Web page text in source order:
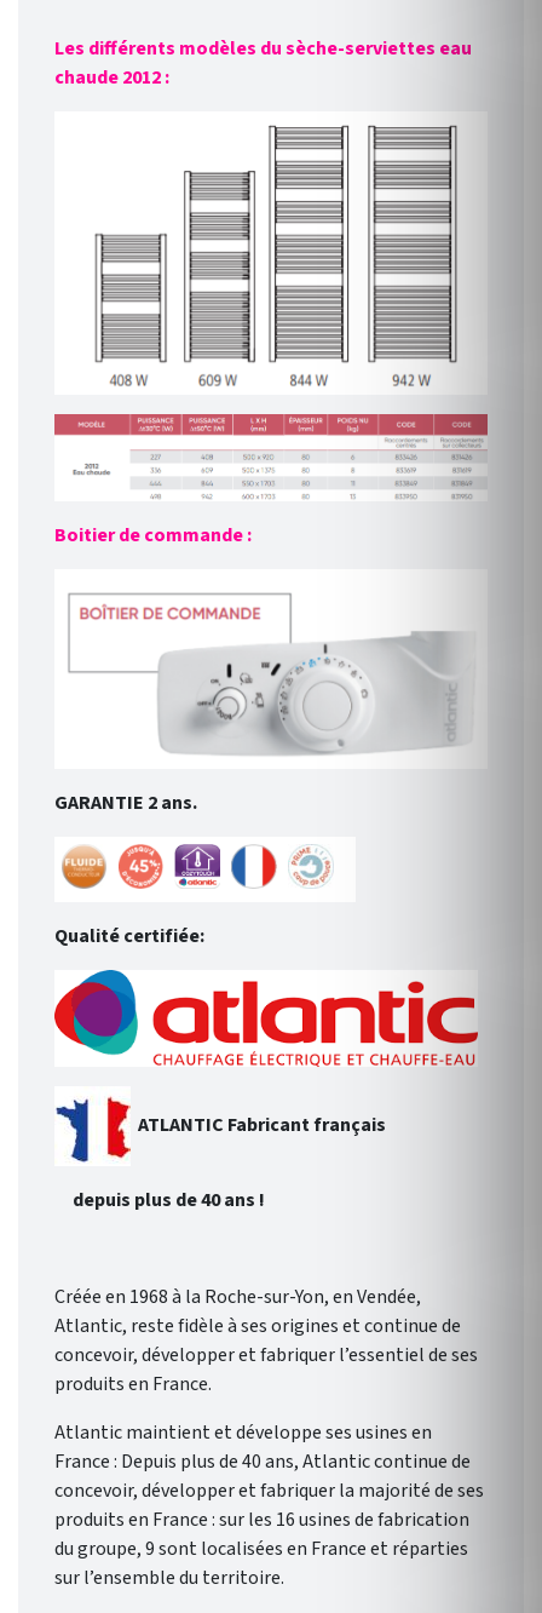
Les différents modèles du sèche-serviettes eau
chaude 2012 :
Boitier de commande :
GARANTIE 2 ans.
Qualité certifiée:
ATLANTIC Fabricant français
depuis plus de 40 ans !
Créée en 1968 à la Roche-sur-Yon, en Vendée,
Atlantic, reste fidèle à ses origines et continue de
concevoir, développer et fabriquer l’essentiel de ses
produits en France.
Atlantic maintient et développe ses usines en
France : Depuis plus de 40 ans, Atlantic continue de
concevoir, développer et fabriquer la majorité de ses
produits en France : sur les 16 usines de fabrication
du groupe, 9 sont localisées en France et réparties
sur l’ensemble du territoire.